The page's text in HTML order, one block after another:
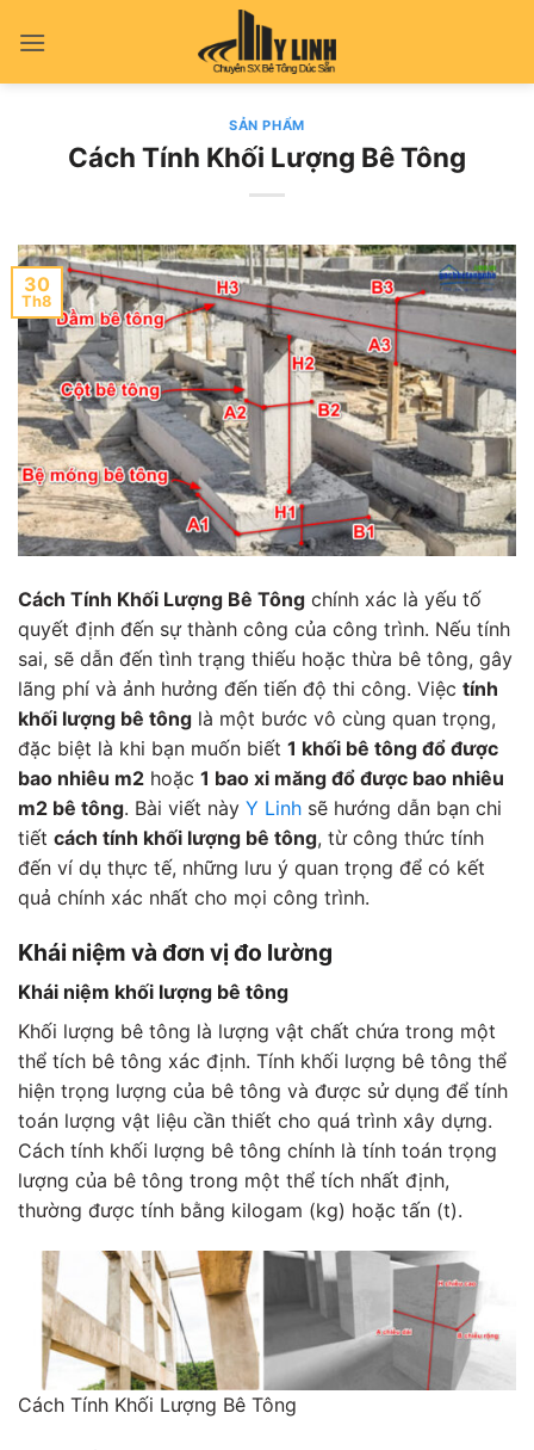
qua
SẢN PHẨM
Cách Tính Khối Lượng Bê Tông
30
Th8
Cách Tính Khối Lượng Bê Tông chính xác là yếu tố
quyết định đến sự thành công của công trình. Nếu tính
sai, sẽ dẫn đến tình trạng thiếu hoặc thừa bê tông, gây
lãng phí và ảnh hưởng đến tiến độ thi công. Việc tính
khối lượng bê tông là một bước vô cùng quan trọng,
đặc biệt là khi bạn muốn biết 1 khối bê tông đổ được
bao nhiêu m2 hoặc 1 bao xi măng đổ được bao nhiêu
m2 bê tông. Bài viết này Y Linh sẽ hướng dẫn bạn chi
tiết cách tính khối lượng bê tông, từ công thức tính
đến ví dụ thực tế, những lưu ý quan trọng để có kết
quả chính xác nhất cho mọi công trình.
Khái niệm và đơn vị đo lường
Khái niệm khối lượng bê tông
Khối lượng bê tông là lượng vật chất chứa trong một
thể tích bê tông xác định. Tính khối lượng bê tông thể
hiện trọng lượng của bê tông và được sử dụng để tính
toán lượng vật liệu cần thiết cho quá trình xây dựng.
Cách tính khối lượng bê tông chính là tính toán trọng
lượng của bê tông trong một thể tích nhất định,
thường được tính bằng kilogam (kg) hoặc tấn (t).
Cách Tính Khối Lượng Bê Tông